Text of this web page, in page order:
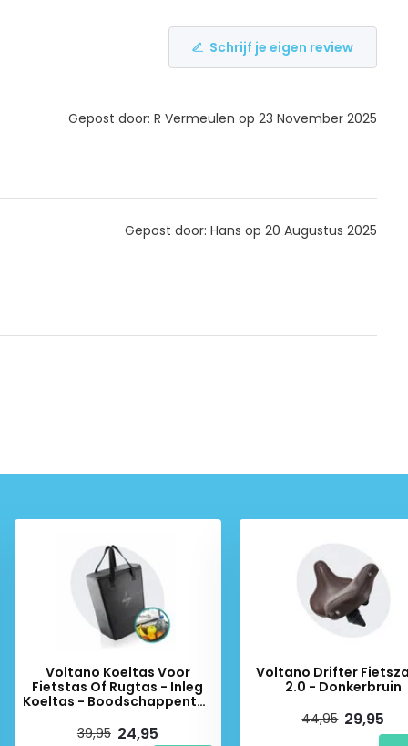
Schrijf je eigen review
Gepost door: R Vermeulen op 23 November 2025
Gepost door: Hans op 20 Augustus 2025
Voltano Koeltas Voor
Fietstas Of Rugtas - Inleg
Koeltas - Boodschappentas
39,95 24,95
Voltano Drifter
2.0 - Donkerbruin
44,95 29,95